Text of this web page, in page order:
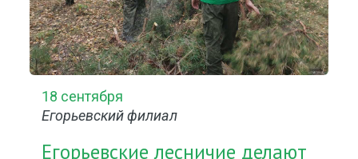
18 сентября
Егорьевский филиал
Егорьевские лесничие делают